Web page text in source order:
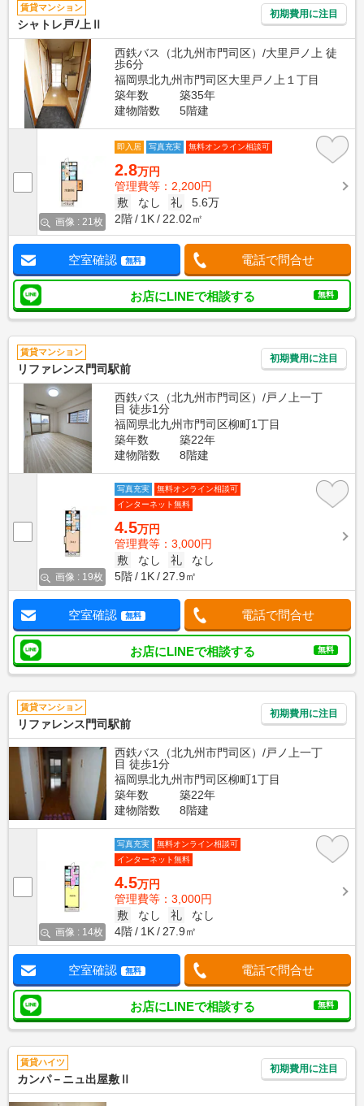
賃貸マンション
シャトレ戸ﾉ上Ⅱ
初期費用に注目
西鉄バス（北九州市門司区）/大里戸ノ上 徒
歩6分
福岡県北九州市門司区大里戸ノ上１丁目
築年数
築35年
建物階数
5階建
画像 : 21枚
即入居 写真充実 無料オンライン相談可
2.8万円
管理費等：2,200円
敷
なし 礼
5.6万
2階
1K 22.02㎡
空室確認 無料 電話で問合せ
お店にLINEで相談する 無料
賃貸マンション
リファレンス門司駅前
初期費用に注目
西鉄バス（北九州市門司区）/戸ノ上一丁
目 徒歩1分
福岡県北九州市門司区柳町1丁目
築年数
築22年
建物階数
8階建
画像 : 19枚
写真充実
無料オンライン相談可
インターネット無料
4.5万円
管理費等：3,000円
敷
なし 礼
なし
5階
1K 27.9㎡
空室確認 無料 電話で問合せ
お店にLINEで相談する 無料
賃貸マンション
リファレンス門司駅前
初期費用に注目
西鉄バス（北九州市門司区）/戸ノ上一丁
目 徒歩1分
福岡県北九州市門司区柳町1丁目
築年数
築22年
建物階数
8階建
画像 : 14枚
写真充実
無料オンライン相談可
インターネット無料
4.5万円
管理費等：3,000円
敷
なし 礼
なし
4階
1K 27.9㎡
空室確認 無料 電話で問合せ
お店にLINEで相談する 無料
賃貸ハイツ
カンパ－ニュ出屋敷Ⅱ
初期費用に注目